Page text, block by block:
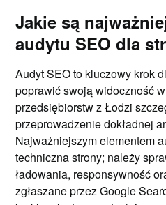
Jakie są
audytu SEO dla
Audyt SEO to kluczowy krok
poprawić swoją widoczność
przedsiębiorstw z Łodzi
przeprowadzenie dokładnej
Najważniejszym elementem
techniczna strony; należy
ładowania, responsywność
zgłaszane przez Google